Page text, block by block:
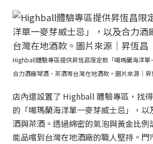
Highball體驗專區提供昇恆昌限定款「噶瑪蘭海洋單
合力酒廠琴酒、茶酒等台灣在地酒款。圖片來源｜昇
店內還設置了 Highball 體驗專區，找
的「噶瑪蘭海洋單一麥芽威士忌」，以
酒與茶酒。透過綿密的氣泡與黃金比例
能品嚐到台灣在地酒廠的職人堅持。門